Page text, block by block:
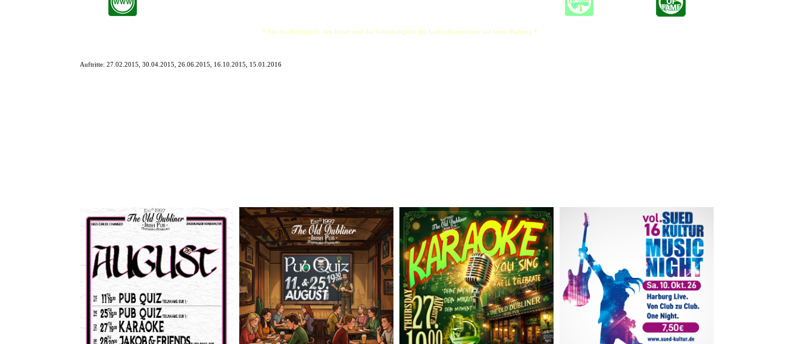
* Für die Richtigkeit, den Inhalt und die Vollständigkeit der Links übernehmen wir keine Haftung *
Auftritte:27.02.2015, 30.04.2015, 26.06.2015, 16.10.2015, 15.01.2016